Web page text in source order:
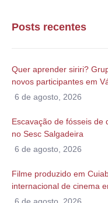
Posts recentes
Quer aprender siriri?
novos participantes em
6 de agosto, 2026
Escavação de fósseis de
no Sesc Salgadeira
6 de agosto, 2026
Filme produzido em
internacional de cinema